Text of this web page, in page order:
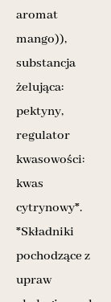
aromat
mango)),
substancja
żelująca:
pektyny,
regulator
kwasowości:
kwas
cytrynowy*.
*Składniki
pochodzące z
upraw